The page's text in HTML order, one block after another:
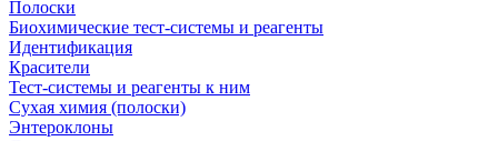
Полоски
Биохимические тест-системы и реагенты
Идентификация
Красители
Тест-системы и реагенты к ним
Сухая химия (полоски)
Энтероклоны